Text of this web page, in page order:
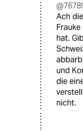
Ach
hat.
und
die
nicht.